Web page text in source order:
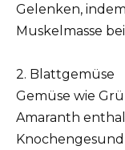
Gelenken,
Muskelmasse
2. Blattgemüse
Gemüse wie
Amaranth